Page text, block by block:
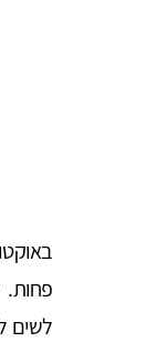
פחות.
לשים לב